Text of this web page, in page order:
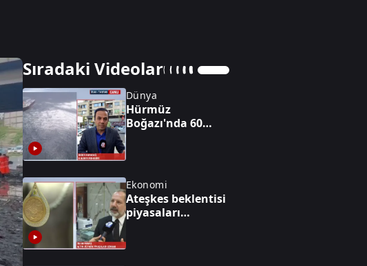
Sıradaki Videolar
Dünya
Hürmüz
Boğazı'nda 60
Ekonomi
Ateşkes beklentisi
piyasaları